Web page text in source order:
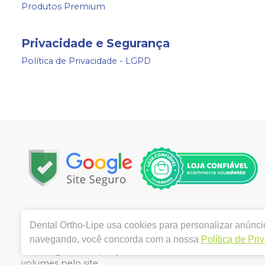
Produtos Premium
Privacidade e Segurança
Política de Privacidade - LGPD
3280 VILA MARIANA - SAO PAULO / SP - CEP 04102-
Alves Gabriele. CRO/SP nº 154.489 | Política de
de divergência de preços no site, o valor válido é o do
Dental Ortho-Lipe usa cookies para personalizar
navegando, você concorda com a nossa Política de